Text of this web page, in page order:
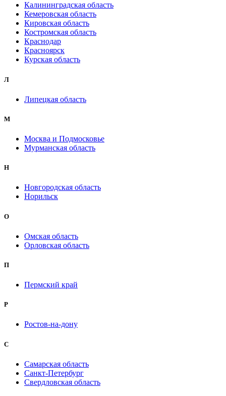
Калининградская область
Кемеровская область
Кировская область
Костромская область
Краснодар
Красноярск
Курская область
Л
Липецкая область
М
Москва и Подмосковье
Мурманская область
Н
Новгородская область
Норильск
О
Омская область
Орловская область
П
Пермский край
Р
Ростов-на-дону
С
Самарская область
Санкт-Петербург
Свердловская область